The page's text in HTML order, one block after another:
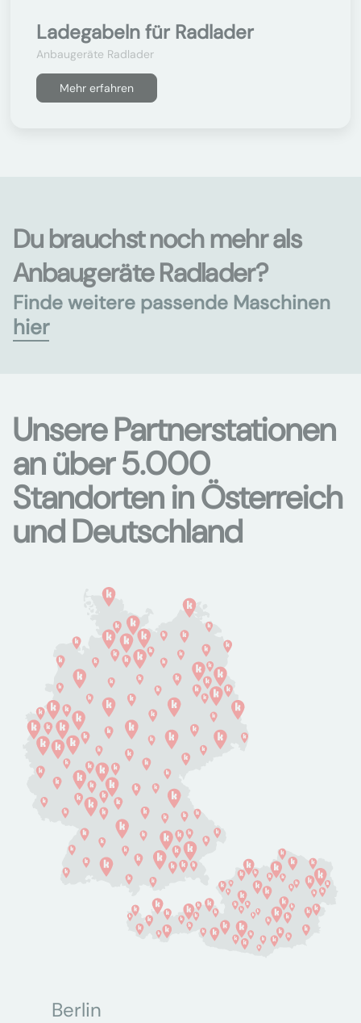
Ladegabeln für Radlader
Anbaugeräte Radlader
Mehr erfahren
Du brauchst noch mehr als
Anbaugeräte Radlader?
Finde weitere passende Maschinen
hier
Unsere Partnerstationen
an über 5.000
Standorten in Österreich
und Deutschland
Berlin